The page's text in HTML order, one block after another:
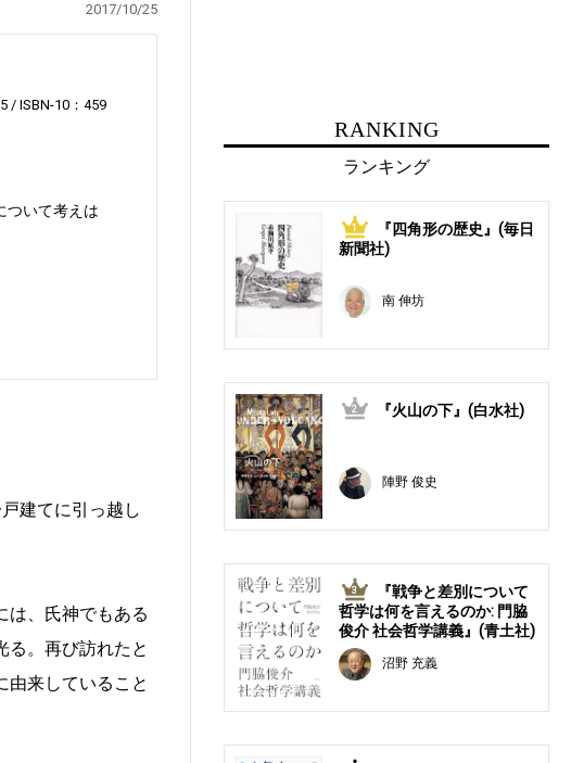
2017/10/25
ISBN-10：459
ついて考えは
建てに引っ越し
は、氏神でもある
る。再び訪れたと
由来していること
RANKING
ランキング
1
『四角形の歴史』(毎日
新聞社)
南 伸坊
2 『火山の下』(白水社)
陣野 俊史
3
『戦争と差別について
哲学は何を言えるのか: 門脇
俊介 社会哲学講義』(青土社)
沼野 充義